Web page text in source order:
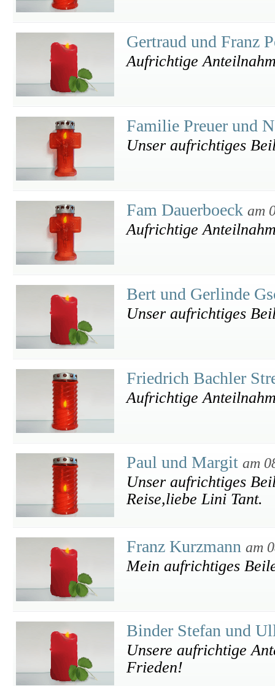
Gertraud und Franz
Aufrichtige
Familie Preuer und
Unser aufrichtiges
Fam Dauerboeck am
Aufrichtige
Bert und Gerlinde
Unser aufrichtiges
Friedrich Bachler
Aufrichtige
Paul und Margit am
Unser aufrichtiges
Reise,liebe Lini Tant.
Franz Kurzmann am
Mein aufrichtiges
Binder Stefan und
Unsere aufrichtige
Frieden!